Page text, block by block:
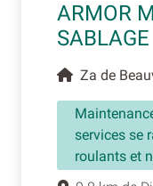
ARMOR
SABLAGE
Za de
services se
roulants et